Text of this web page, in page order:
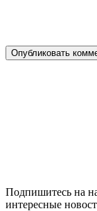
Подпишитесь на
интересные